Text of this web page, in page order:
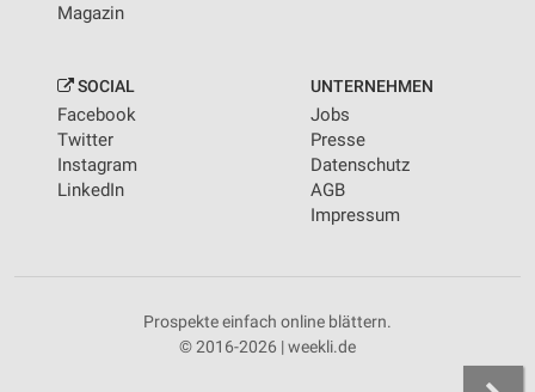
Magazin
SOCIAL
Facebook
Twitter
Instagram
LinkedIn
UNTERNEHMEN
Jobs
Presse
Datenschutz
AGB
Impressum
Prospekte einfach online blättern.
© 2016-2026 | weekli.de